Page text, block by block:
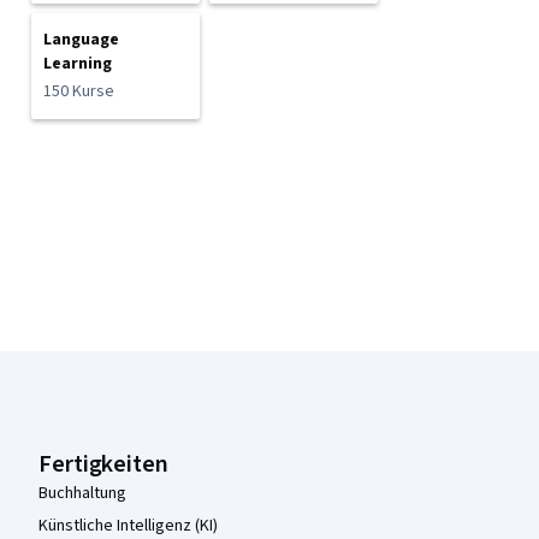
Language
Learning
150 Kurse
Fertigkeiten
Buchhaltung
Künstliche Intelligenz (KI)